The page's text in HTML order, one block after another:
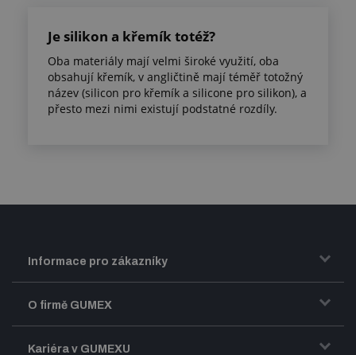
Je silikon a křemík totéž?
Oba materiály mají velmi široké využití, oba
obsahují křemík, v angličtině mají téměř totožný
název (silicon pro křemík a silicone pro silikon), a
přesto mezi nimi existují podstatné rozdíly.
Informace pro zákazníky
Doprava a zasílání zboží
Obchodní podmínky
O firmě GUMEX
Představení firmy GUMEX
Kariéra v GUMEXU